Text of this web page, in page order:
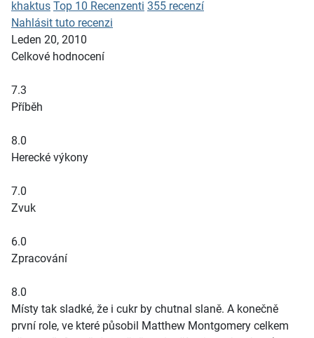
khaktus Top 10 Recenzenti 355 recenzí
Nahlásit tuto recenzi
Leden 20, 2010
Celkové hodnocení
7.3
Příběh
8.0
Herecké výkony
7.0
Zvuk
6.0
Zpracování
8.0
Místy tak sladké, že i cukr by chutnal slaně. A konečně
první role, ve které působil Matthew Montgomery celkem